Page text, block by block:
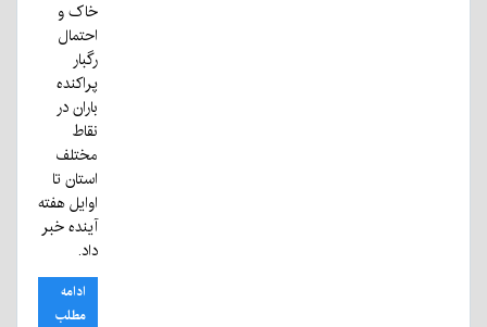
خاک و
احتمال
رگبار
پراکنده
باران در
نقاط
مختلف
استان تا
اوایل هفته
آینده خبر
داد.
ادامه
مطلب